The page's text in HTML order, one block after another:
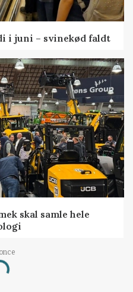
i juni – svinekød faldt
skal samle hele